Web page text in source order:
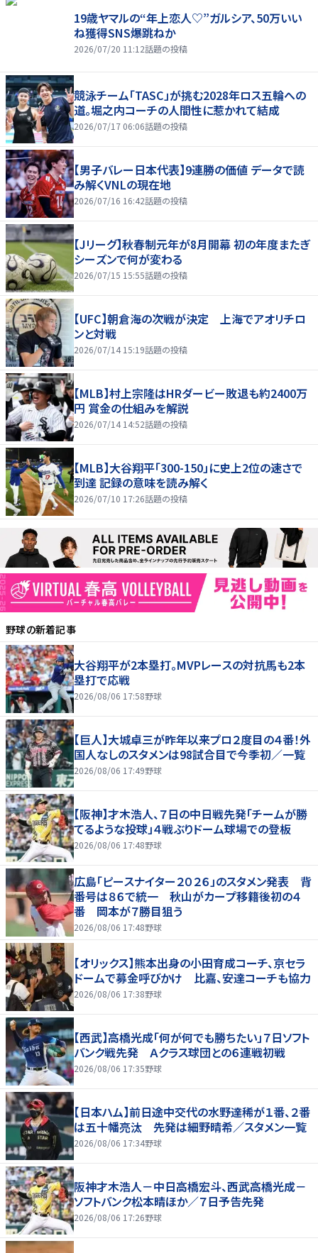
19歳ヤマルの“年上恋人♡”ガルシア、50万いい
ね獲得SNS爆跳ねか
2026/07/20 11:12話題の投稿
競泳チーム「TASC」が挑む2028年ロス五輪への
道。堀之内コーチの人間性に惹かれて結成
2026/07/17 06:06話題の投稿
【男子バレー日本代表】9連勝の価値 データで読
み解くVNLの現在地
2026/07/16 16:42話題の投稿
【Jリーグ】秋春制元年が8月開幕 初の年度またぎ
シーズンで何が変わる
2026/07/15 15:55話題の投稿
【UFC】朝倉海の次戦が決定 上海でアオリチロ
ンと対戦
2026/07/14 15:19話題の投稿
【MLB】村上宗隆はHRダービー敗退も約2400万
円 賞金の仕組みを解説
2026/07/14 14:52話題の投稿
【MLB】大谷翔平「300-150」に史上2位の速さで
到達 記録の意味を読み解く
2026/07/10 17:26話題の投稿
野球の新着記事
大谷翔平が2本塁打。MVPレースの対抗馬も2本
塁打で応戦
2026/08/06 17:58野球
【巨人】大城卓三が昨年以来プロ２度目の４番！外
国人なしのスタメンは98試合目で今季初／一覧
2026/08/06 17:49野球
【阪神】才木浩人、７日の中日戦先発「チームが勝
てるような投球」４戦ぶりドーム球場での登板
2026/08/06 17:48野球
広島「ピースナイター２０２６」のスタメン発表 背
番号は８６で統一 秋山がカープ移籍後初の４
番 岡本が７勝目狙う
2026/08/06 17:48野球
【オリックス】熊本出身の小田育成コーチ、京セラ
ドームで募金呼びかけ 比嘉、安達コーチも協力
2026/08/06 17:38野球
【西武】高橋光成「何が何でも勝ちたい」７日ソフト
バンク戦先発 Ａクラス球団との６連戦初戦
2026/08/06 17:35野球
【日本ハム】前日途中交代の水野達稀が１番、２番
は五十幡亮汰 先発は細野晴希／スタメン一覧
2026/08/06 17:34野球
阪神才木浩人－中日高橋宏斗、西武高橋光成－
ソフトバンク松本晴ほか／７日予告先発
2026/08/06 17:26野球